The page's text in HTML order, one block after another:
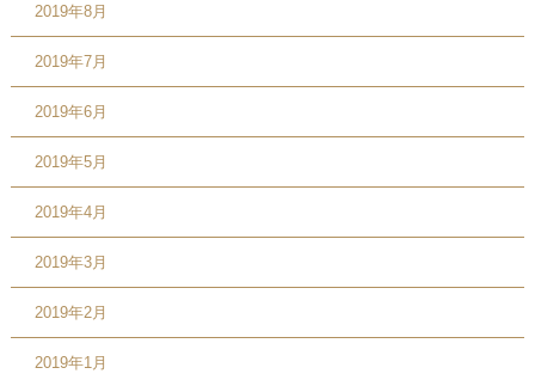
2019年8月
2019年7月
2019年6月
2019年5月
2019年4月
2019年3月
2019年2月
2019年1月